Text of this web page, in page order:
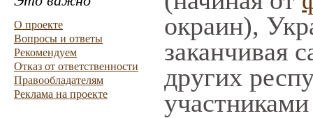
О проекте
Вопросы и ответы
Рекомендуем
Отказ от ответственности
Правообладателям
Реклама на проекте
окраин),
заканчивая
других